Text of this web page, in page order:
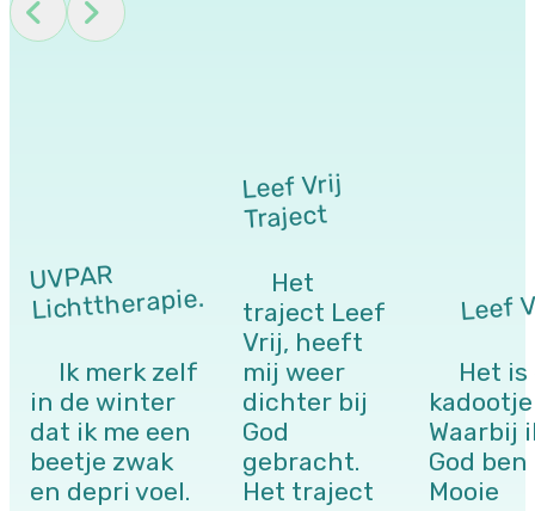
UVPAR
Lichttherapie.
Ik merk zelf
in de winter
dat ik me een
beetje zwak
en depri voel.
Leef Vrij
Traject
Het
traject Leef
Vrij, heeft
mij weer
dichter bij
God
gebracht.
Het traject
Leef
Het is
Waarbij
God
Mooie